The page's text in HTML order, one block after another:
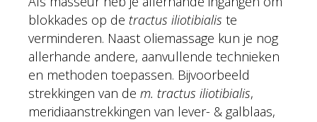
blokkades op de tractus iliotibialis te
verminderen. Naast oliemassage kun je nog
allerhande andere, aanvullende technieken
en methoden toepassen. Bijvoorbeeld
strekkingen van de m. tractus iliotibialis,
meridiaanstrekkingen van lever- & galblaas,